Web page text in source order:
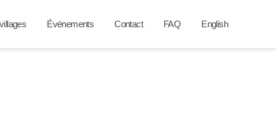
Événements Contact FAQ English